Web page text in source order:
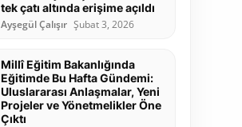
tek çatı altında erişime açıldı
Ayşegül Çalışır Şubat 3, 2026
Millî Eğitim Bakanlığında
Eğitimde Bu Hafta Gündemi:
Uluslararası Anlaşmalar, Yeni
Projeler ve Yönetmelikler Öne
Çıktı